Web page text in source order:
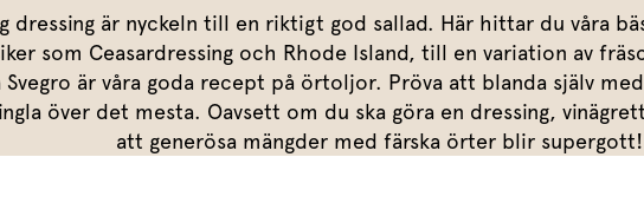
Marinad & kryddsmör
Marinad
Kryddsmör
Vegetariskt
Italienskt
Asiatiskt
Sydamerikanskt
Persilja
Gräslök
Timjan
Oregano
Körvel
Krasse
Mikroörter
Röd Oxalis
Gör eget örtsmör
Marinera mera
Fixa vinägretten
dressing är nyckeln till en riktigt god sallad. Här hittar du våra
som Ceasardressing och Rhode Island, till en variation av
Svegro är våra goda recept på örtoljor. Pröva att blanda själv
över det mesta. Oavsett om du ska göra en dressing,
att generösa mängder med färska örter blir supergott!